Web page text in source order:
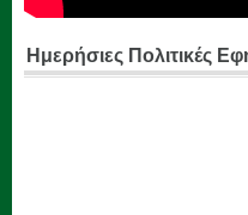
Ημερήσιες Πολιτικές